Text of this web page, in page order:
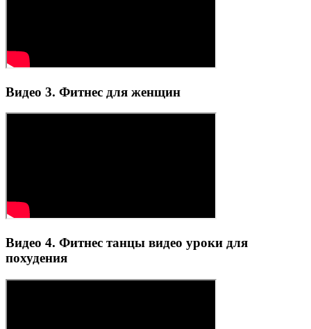
Видео 3. Фитнес для женщин
Видео 4. Фитнес танцы видео уроки для
похудения